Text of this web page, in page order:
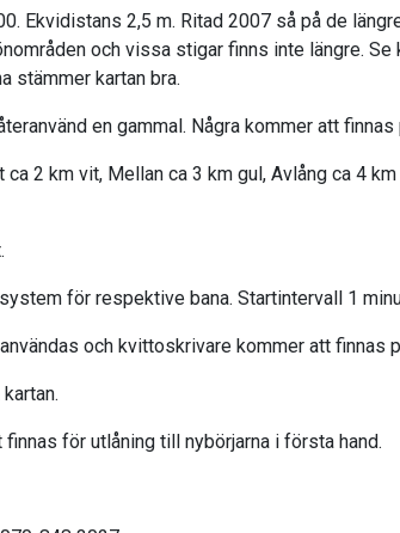
Ekvidistans 2,5 m. Ritad 2007 så på de
och vissa stigar finns inte längre. Se
stämmer kartan bra.
en gammal. Några kommer att finnas
ca 2 km vit, Mellan ca 3 km gul, Avlång ca 4
för respektive bana. Startintervall 1
och kvittoskrivare kommer att finnas
för utlåning till nybörjarna i första hand.